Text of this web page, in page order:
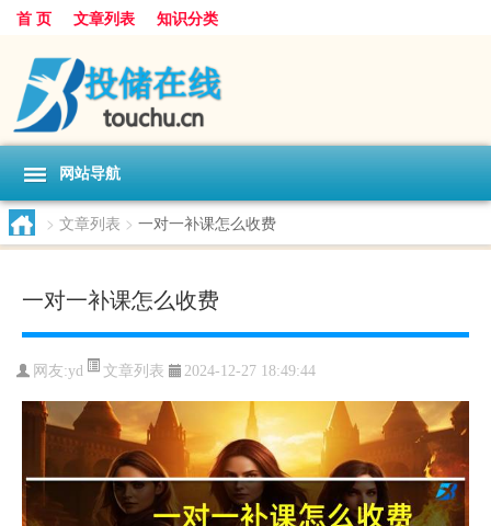
首 页 文章列表 知识分类
网站导航
> 文章列表 > 一对一补课怎么收费
一对一补课怎么收费
网友:yd 文章列表 2024-12-27 18:49:44